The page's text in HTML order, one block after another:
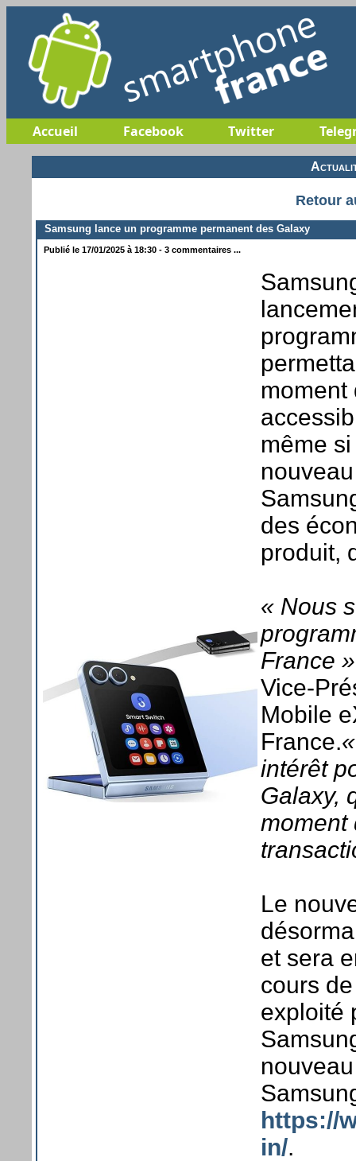
Accueil Facebook Twitter
Retour
Samsung lance un programme permanent des Galaxy
Publié le 17/01/2025 à 18:30 - 3 commentaires ...
moment
même
des
produit,
« Nous
France »
Vice-
Mobile
France.
intérêt
Galaxy,
moment
Le
et sera
cours
exploité
https://
in/.